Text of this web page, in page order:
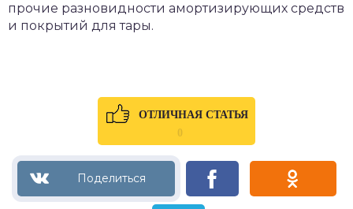
прочие разновидности амортизирующих средств
и покрытий для тары.
ОТЛИЧНАЯ СТАТЬЯ
0